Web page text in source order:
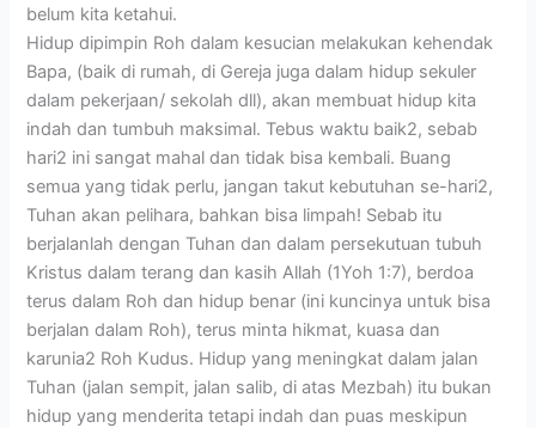
belum kita ketahui.
Hidup dipimpin Roh dalam kesucian melakukan kehendak
Bapa, (baik di rumah, di Gereja juga dalam hidup sekuler
dalam pekerjaan/ sekolah dll), akan membuat hidup kita
indah dan tumbuh maksimal. Tebus waktu baik2, sebab
hari2 ini sangat mahal dan tidak bisa kembali. Buang
semua yang tidak perlu, jangan takut kebutuhan se-hari2,
Tuhan akan pelihara, bahkan bisa limpah! Sebab itu
berjalanlah dengan Tuhan dan dalam persekutuan tubuh
Kristus dalam terang dan kasih Allah (1Yoh 1:7), berdoa
terus dalam Roh dan hidup benar (ini kuncinya untuk bisa
berjalan dalam Roh), terus minta hikmat, kuasa dan
karunia2 Roh Kudus. Hidup yang meningkat dalam jalan
Tuhan (jalan sempit, jalan salib, di atas Mezbah) itu bukan
hidup yang menderita tetapi indah dan puas meskipun